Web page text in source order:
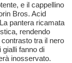
e il cappellino
Bros. Acid
pantera ricamata
rendendo
tra il nero
gialli fanno di
inosservato.